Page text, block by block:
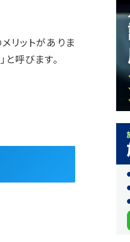
リットがありま
呼びます。